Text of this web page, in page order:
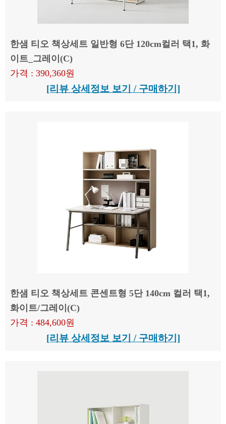
한샘 티오 책상세트 일반형 6단 120cm컬러 택1, 화
이트_그레이(C)
가격 : 390,360원
[리뷰 상세정보 보기 / 구매하기]
한샘 티오 책상세트 콘센트형 5단 140cm 컬러 택1,
화이트/그레이(C)
가격 : 484,600원
[리뷰 상세정보 보기 / 구매하기]